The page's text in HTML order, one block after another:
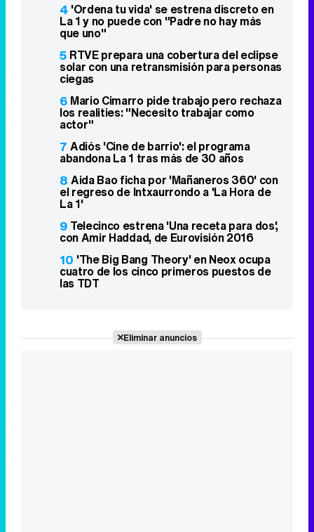
4 'Ordena tu vida' se estrena discreto en
La 1 y no puede con "Padre no hay más
que uno"
5 RTVE prepara una cobertura del eclipse
solar con una retransmisión para personas
ciegas
6 Mario Cimarro pide trabajo pero rechaza
los realities: "Necesito trabajar como
actor"
7 Adiós 'Cine de barrio': el programa
abandona La 1 tras más de 30 años
8 Aida Bao ficha por 'Mañaneros 360' con
el regreso de Intxaurrondo a 'La Hora de
La 1'
9 Telecinco estrena 'Una receta para dos',
con Amir Haddad, de Eurovisión 2016
10 'The Big Bang Theory' en Neox ocupa
cuatro de los cinco primeros puestos de
las TDT
Eliminar anuncios